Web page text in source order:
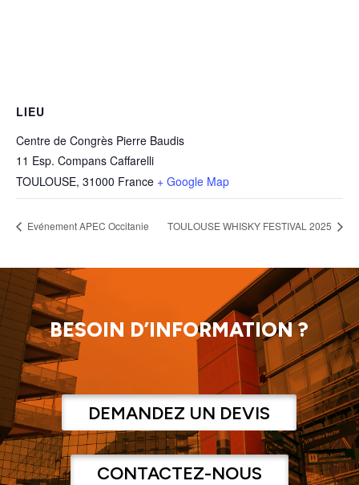
LIEU
Centre de Congrès Pierre Baudis
11 Esp. Compans Caffarelli
TOULOUSE, 31000 France + Google Map
Evénement APEC Occitanie TOULOUSE WHISKY FESTIVAL 2025
BESOIN D’INFORMATION ?
DEMANDEZ UN DEVIS
CONTACTEZ-NOUS